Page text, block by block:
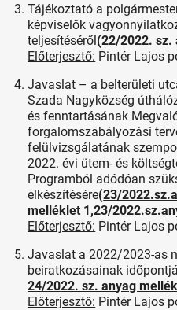
Tájékoztató a
képviselők
teljesítéséről(22/2022. sz.
Előterjesztő: Pintér Lajos
Javaslat – a belterületi
Szada Nagyközség
és fenntartásának
forgalomszabályozási
felülvizsgálatának
2022. évi ütem- és
Programból adódóan
elkészítésére(23/
melléklet 1,23/
Előterjesztő: Pintér Lajos
Javaslat a 2022/2023-as
beiratkozásainak
24/2022. sz. anyag
Előterjesztő: Pintér Lajos